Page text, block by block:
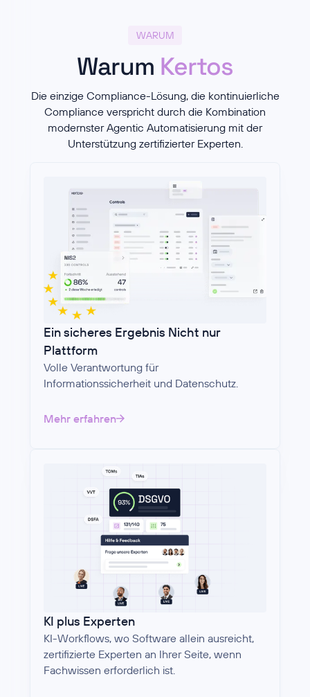
WARUM
Warum Kertos
Die einzige Compliance-Lösung, die kontinuierliche
Compliance verspricht durch die Kombination
modernster Agentic Automatisierung mit der
Unterstützung zertifizierter Experten.
Ein sicheres Ergebnis Nicht nur
Plattform
Volle Verantwortung für
Informationssicherheit und Datenschutz.
Mehr erfahren
KI plus Experten
KI-Workflows, wo Software allein ausreicht,
zertifizierte Experten an Ihrer Seite, wenn
Fachwissen erforderlich ist.